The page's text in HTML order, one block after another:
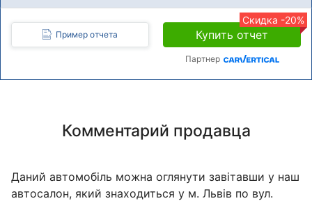
Пример отчета
Скидка -20%
Купить отчет
Партнер
Комментарий продавца
Даний автомобіль можна оглянути завітавши у наш
автосалон, який знаходиться у м. Львів по вул.